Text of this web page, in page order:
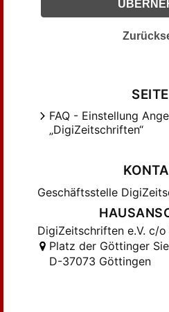
Dilloo, Anna (15)
Dillow, Anna (3)
Dosenheimer, Emil
Dreßler, Hermann
Federn-Kohlhaas,
Foerster, Friedrich
Francke, E. (3)
Franke, Ilse (3)
Friedrichs, Elsbeth
Frost, Laura (5)
Girgensohn, Lotta (3)
FAQ - Einstellung
„DigiZeitschriften“
Geschäftsstelle
DigiZeitschriften e.V. c/
Platz der Göttinger
D-37073 Göttingen